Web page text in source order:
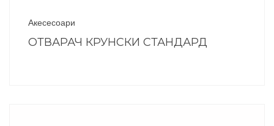
Акесесоари
ОТВАРАЧ КРУНСКИ СТАНДАРД